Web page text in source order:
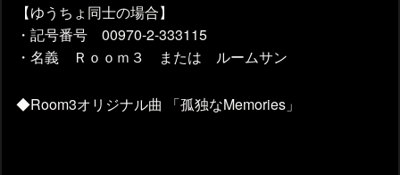
【ゆうちょ同士の場合】
・記号番号 00970-2-333115
・名義 Ｒｏｏｍ３ または ルームサン
◆Room3オリジナル曲 「孤独なMemories」